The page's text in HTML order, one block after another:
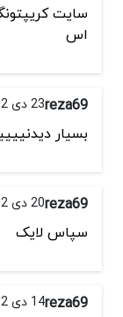
سایت
اس
reza6923 دی 1402 - 22:35
بسیار
reza6920 دی 1402 - 16:07
سپاس لایک
reza6914 دی 1402 - 23:05